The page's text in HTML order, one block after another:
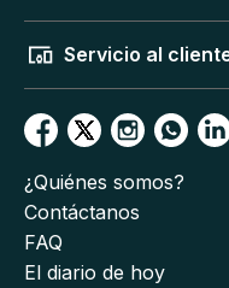
Servicio al
¿Quiénes somos?
Contáctanos
FAQ
El diario de hoy